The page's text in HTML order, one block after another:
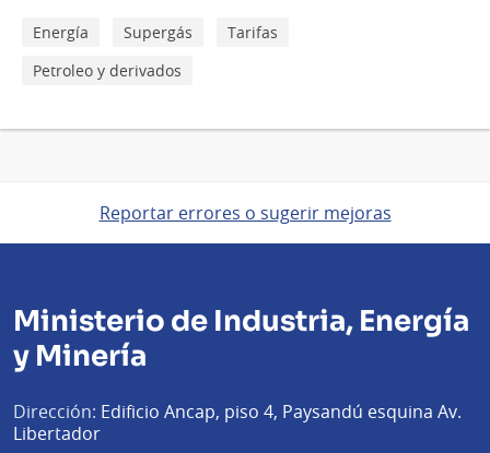
Energía Supergás
Tarifas
Petroleo y derivados
Reportar errores o sugerir mejoras
Ministerio de Industria, Energía
y Minería
Dirección: Edificio Ancap, piso 4, Paysandú esquina Av.
Libertador